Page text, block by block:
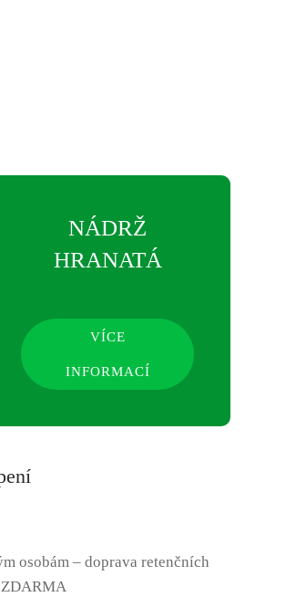
NÁDRŽ
HRANATÁ
VÍCE
INFORMACÍ
osobám – doprava retenčních